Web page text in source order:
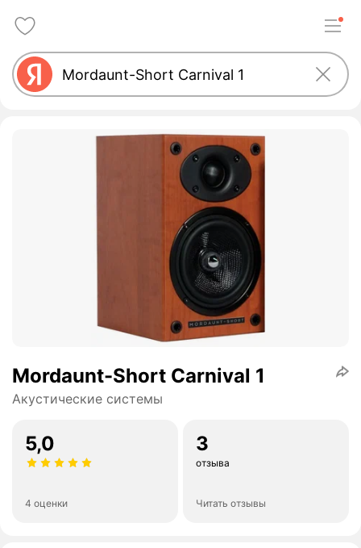
Mordaunt-Short Carnival 1
Акустические системы
5,0
4 оценки
3
отзыва
Читать отзывы